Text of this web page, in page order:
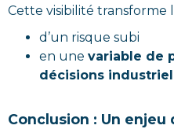
Cette visibilité transforme
d’un risque subi
en une variable de
décisions
Conclusion : Un enjeu